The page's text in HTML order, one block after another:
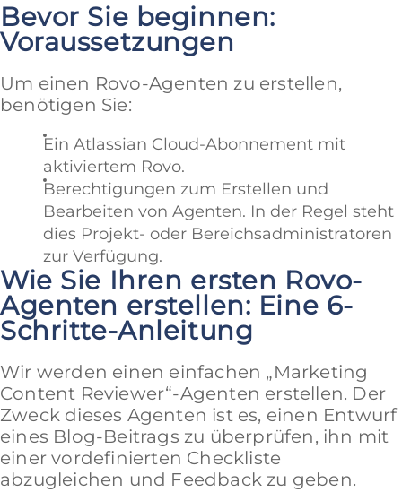
Bevor Sie beginnen:
Voraussetzungen
Um einen Rovo-Agenten zu erstellen,
benötigen Sie:
Ein Atlassian Cloud-Abonnement mit
aktiviertem Rovo.
Berechtigungen zum Erstellen und
Bearbeiten von Agenten. In der Regel steht
dies Projekt- oder Bereichsadministratoren
zur Verfügung.
Wie Sie Ihren ersten Rovo-
Agenten erstellen: Eine 6-
Schritte-Anleitung
Wir werden einen einfachen „Marketing
Content Reviewer“-Agenten erstellen. Der
Zweck dieses Agenten ist es, einen Entwurf
eines Blog-Beitrags zu überprüfen, ihn mit
einer vordefinierten Checkliste
abzugleichen und Feedback zu geben.